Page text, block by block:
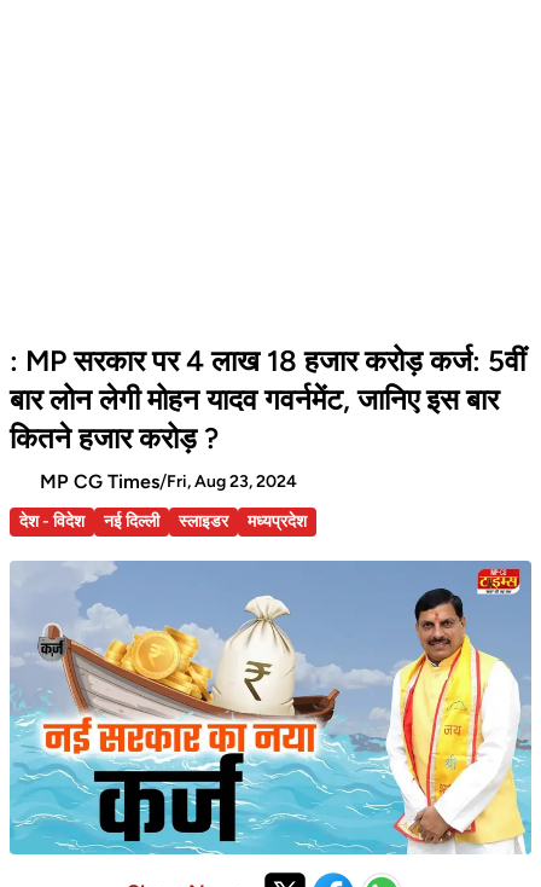
: MP सरकार पर 4 लाख 18 हजार करोड़ कर्ज: 5वीं
बार लोन लेगी मोहन यादव गवर्नमेंट, जानिए इस बार
कितने हजार करोड़ ?
MP CG Times/Fri, Aug 23, 2024
देश - विदेश
नई दिल्ली स्लाइडर मध्यप्रदेश